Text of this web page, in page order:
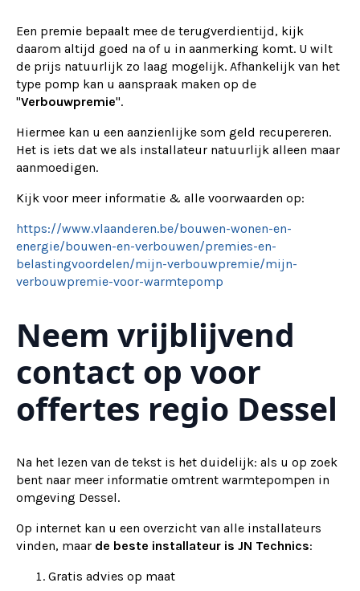
Een premie bepaalt mee de terugverdientijd, kijk
daarom altijd goed na of u in aanmerking komt. U wilt
de prijs natuurlijk zo laag mogelijk. Afhankelijk van het
type pomp kan u aanspraak maken op de
"Verbouwpremie".
Hiermee kan u een aanzienlijke som geld recupereren.
Het is iets dat we als installateur natuurlijk alleen maar
aanmoedigen.
Kijk voor meer informatie & alle voorwaarden op:
https://www.vlaanderen.be/bouwen-wonen-en-
energie/bouwen-en-verbouwen/premies-en-
belastingvoordelen/mijn-verbouwpremie/mijn-
verbouwpremie-voor-warmtepomp
Neem vrijblijvend
contact op voor
offertes regio Dessel
Na het lezen van de tekst is het duidelijk: als u op zoek
bent naar meer informatie omtrent warmtepompen in
omgeving Dessel.
Op internet kan u een overzicht van alle installateurs
vinden, maar de beste installateur is JN Technics:
Gratis advies op maat